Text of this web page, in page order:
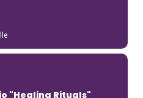
"Healing Rituals"